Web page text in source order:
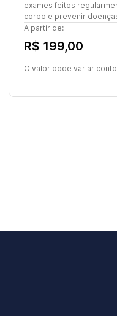
exames feitos
corpo e prevenir
A partir de:
R$ 199,00
O valor pode variar